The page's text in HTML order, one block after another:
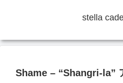
stella
Shame – “Shangri-la”